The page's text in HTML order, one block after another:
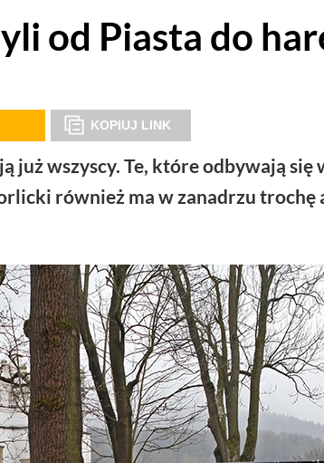
od Piasta do
KOPIUJ LINK
już wszyscy. Te, które odbywają się
również ma w zanadrzu